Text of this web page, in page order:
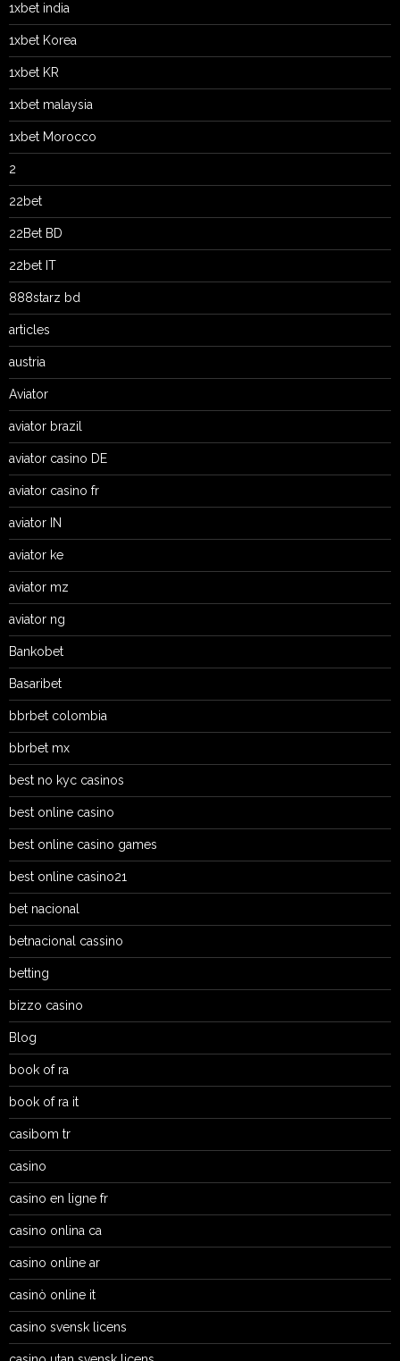
1xbet india
1xbet Korea
1xbet KR
1xbet malaysia
1xbet Morocco
2
22bet
22Bet BD
22bet IT
888starz bd
articles
austria
Aviator
aviator brazil
aviator casino DE
aviator casino fr
aviator IN
aviator ke
aviator mz
aviator ng
Bankobet
Basaribet
bbrbet colombia
bbrbet mx
best no kyc casinos
best online casino
best online casino games
best online casino21
bet nacional
betnacional cassino
betting
bizzo casino
Blog
book of ra
book of ra it
casibom tr
casino
casino en ligne fr
casino onlina ca
casino online ar
casinò online it
casino svensk licens